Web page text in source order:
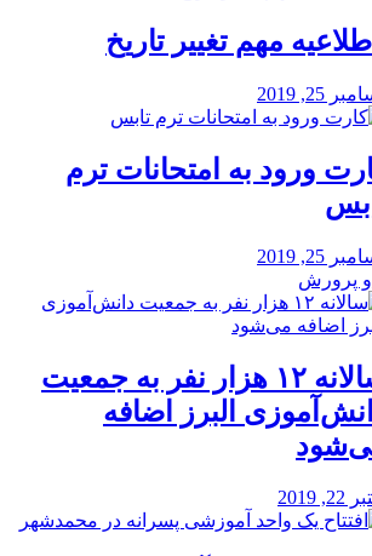
️ اطلاعیه مهم تغییر تاریخ
25, 2019
ورود به امتحانات ترم
25, 2019
پرورش
️سالانه ۱۲ هزار نفر به جمعیت
البرز اضافه
2019